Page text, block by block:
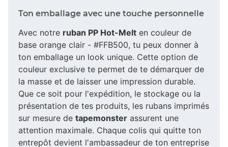
Ton emballage avec une touche personnelle
Avec notre ruban PP Hot-Melt en couleur de
base orange clair - #FFB500, tu peux donner à
ton emballage un look unique. Cette option de
couleur exclusive te permet de te démarquer de
la masse et de laisser une impression durable.
Que ce soit pour l'expédition, le stockage ou la
présentation de tes produits, les rubans imprimés
sur mesure de tapemonster assurent une
attention maximale. Chaque colis qui quitte ton
entrepôt devient l'ambassadeur de ton entreprise